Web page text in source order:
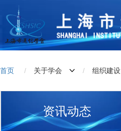
首页 / 关于学会 / 组织建设
资讯动态